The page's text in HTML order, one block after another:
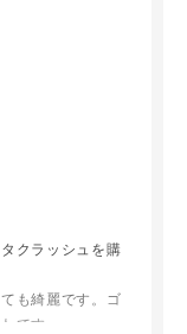
クラッシュを購
も綺麗です。ゴ
です。